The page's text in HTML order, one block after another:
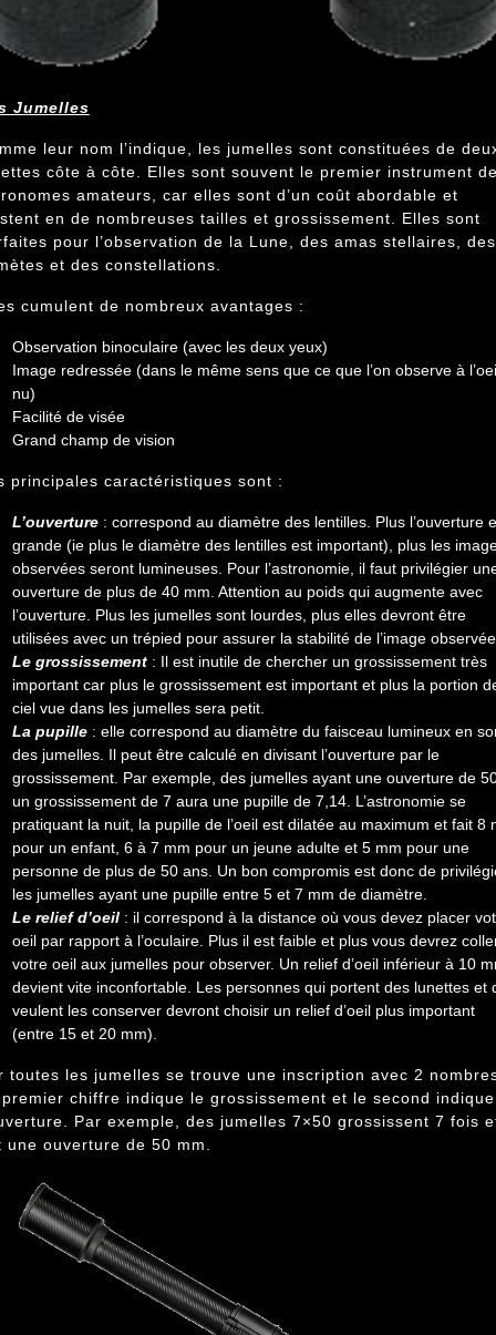
Jumelles
leur nom l’indique, les jumelles sont constituées de
côte à côte. Elles sont souvent le premier instrument
amateurs, car elles sont d’un coût abordable et
en de nombreuses tailles et grossissement. Elles sont
pour l’observation de la Lune, des amas stellaires, des
et des constellations.
cumulent de nombreux avantages :
Observation binoculaire (avec les deux yeux)
Image redressée (dans le même sens que ce que l’on observe à
nu)
Facilité de visée
Grand champ de vision
principales caractéristiques sont :
L’ouverture : correspond au diamètre des lentilles. Plus l’ouverture
grande (ie plus le diamètre des lentilles est important), plus les
observées seront lumineuses. Pour l’astronomie, il faut privilégier
ouverture de plus de 40 mm. Attention au poids qui augmente avec
l’ouverture. Plus les jumelles sont lourdes, plus elles devront être
utilisées avec un trépied pour assurer la stabilité de l’image
Le grossissement: Il est inutile de chercher un grossissement très
important car plus le grossissement est important et plus la portion
ciel vue dans les jumelles sera petit.
La pupille: elle correspond au diamètre du faisceau lumineux en
des jumelles. Il peut être calculé en divisant l’ouverture par le
grossissement. Par exemple, des jumelles ayant une ouverture de
un grossissement de 7 aura une pupille de 7,14. L’astronomie se
pratiquant la nuit, la pupille de l’oeil est dilatée au maximum et fait 8
pour un enfant, 6 à 7 mm pour un jeune adulte et 5 mm pour une
personne de plus de 50 ans. Un bon compromis est donc de
les jumelles ayant une pupille entre 5 et 7 mm de diamètre.
Le relief d’oeil : il correspond à la distance où vous devez placer
oeil par rapport à l’oculaire. Plus il est faible et plus vous devrez
votre oeil aux jumelles pour observer. Un relief d’oeil inférieur à 10
devient vite inconfortable. Les personnes qui portent des lunettes et
veulent les conserver devront choisir un relief d’oeil plus important
(entre 15 et 20 mm).
toutes les jumelles se trouve une inscription avec 2
chiffre indique le grossissement et le second indique
Par exemple, des jumelles 7×50 grossissent 7 fois
une ouverture de 50 mm.